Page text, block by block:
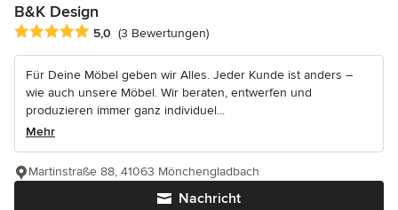
B&K Design
Durchschnittliche Bewertung: 5 von 5 Sternen
5,0 (3 Bewertungen)
Für Deine Möbel geben wir Alles. Jeder Kunde ist anders –
wie auch unsere Möbel. Wir beraten, entwerfen und
produzieren immer ganz individuel...
Mehr
Nachricht
Martinstraße 88, 41063 Mönchengladbach